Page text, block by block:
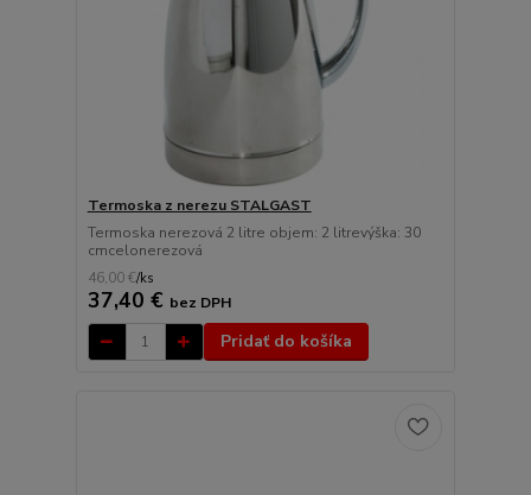
Termoska z nerezu STALGAST
Termoska nerezová 2 litre objem: 2 litrevýška: 30
cmcelonerezová
46,00 €/ks
37,40 € bez DPH
Pridať do košíka